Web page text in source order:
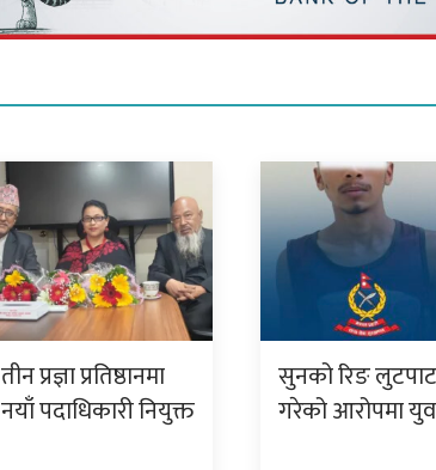
तीन प्रज्ञा प्रतिष्ठानमा
नयाँ पदाधिकारी नियुक्त
सुनको रिङ लुटपाट
गरेको आरोपमा